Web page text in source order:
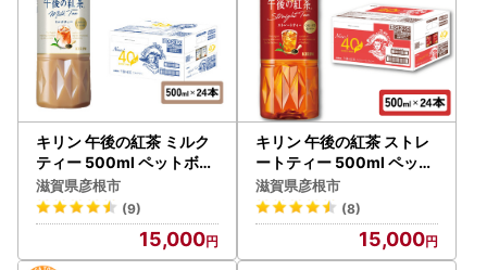
キリン 午後の紅茶 ミルク
ティー 500ml ペットボト
ル × 24本 （ 1ケース ）
滋賀県彦根市
(9)
15,000
キリン 午後の紅茶 ストレ
ートティー 500ml ペット
ボトル × 24本 （ 1ケース
）
滋賀県彦根市
(8)
15,000